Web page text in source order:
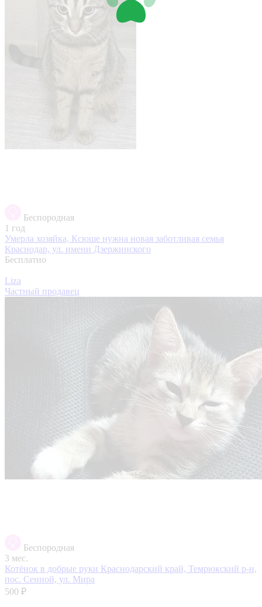
Беспородная
1 год
Умерла хозяйка, Ксюше нужна новая заботливая семья
Краснодар, ул. имени Дзержинского
Бесплатно
Liza
Частный продавец
Беспородная
3 мес.
Котёнок в добрые руки Краснодарский край, Темрюкский р-н,
пос. Сенной, ул. Мира
500 ₽